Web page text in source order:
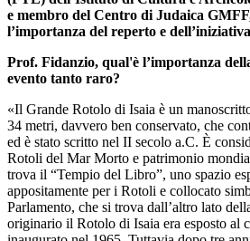
e membro del Centro di Judaica
l’importanza del reperto e
Prof. Fidanzio, qual'è l’importanza
evento tanto raro?
«Il Grande Rotolo di Isaia è un
34 metri, davvero ben conservato, che
ed è stato scritto nel II secolo a.C. È
Rotoli del Mar Morto e patrimonio
trova il “Tempio del Libro”, uno spazio
appositamente per i Rotoli e collocato
Parlamento, che si trova dall’altro lato
originario il Rotolo di Isaia era esposto al